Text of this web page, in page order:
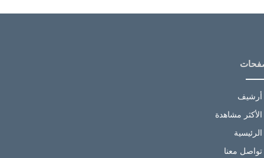
أرشيف
الأكثر مشاهدة
الرئيسية
تواصل معنا